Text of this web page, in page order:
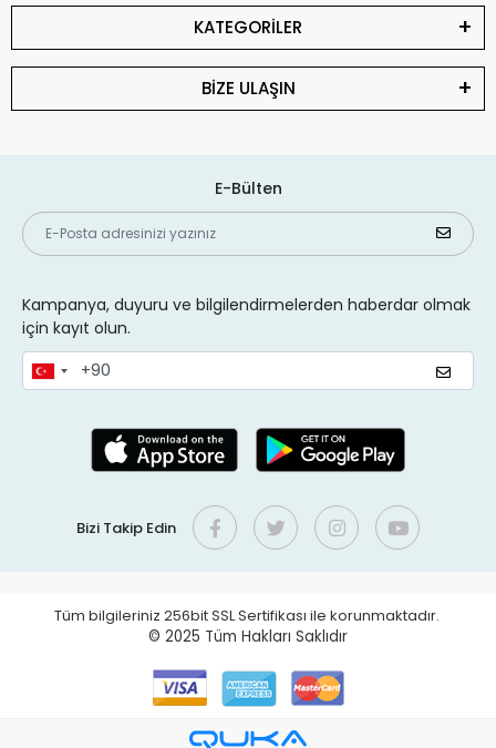
KATEGORİLER
BİZE ULAŞIN
E-Bülten
Kampanya, duyuru ve bilgilendirmelerden haberdar olmak
için kayıt olun.
Bizi Takip Edin
Tüm bilgileriniz 256bit SSL Sertifikası ile korunmaktadır.
© 2025 Tüm Hakları Saklıdır